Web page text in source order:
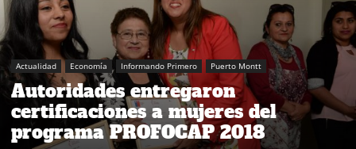
Actualidad Economía Informando Primero Puerto Montt
Autoridades entregaron
certificaciones a mujeres del
programa PROFOCAP 2018